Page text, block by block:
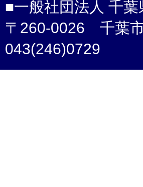
■一般社団法人 千
〒260-0026 千葉市
043(246)0729